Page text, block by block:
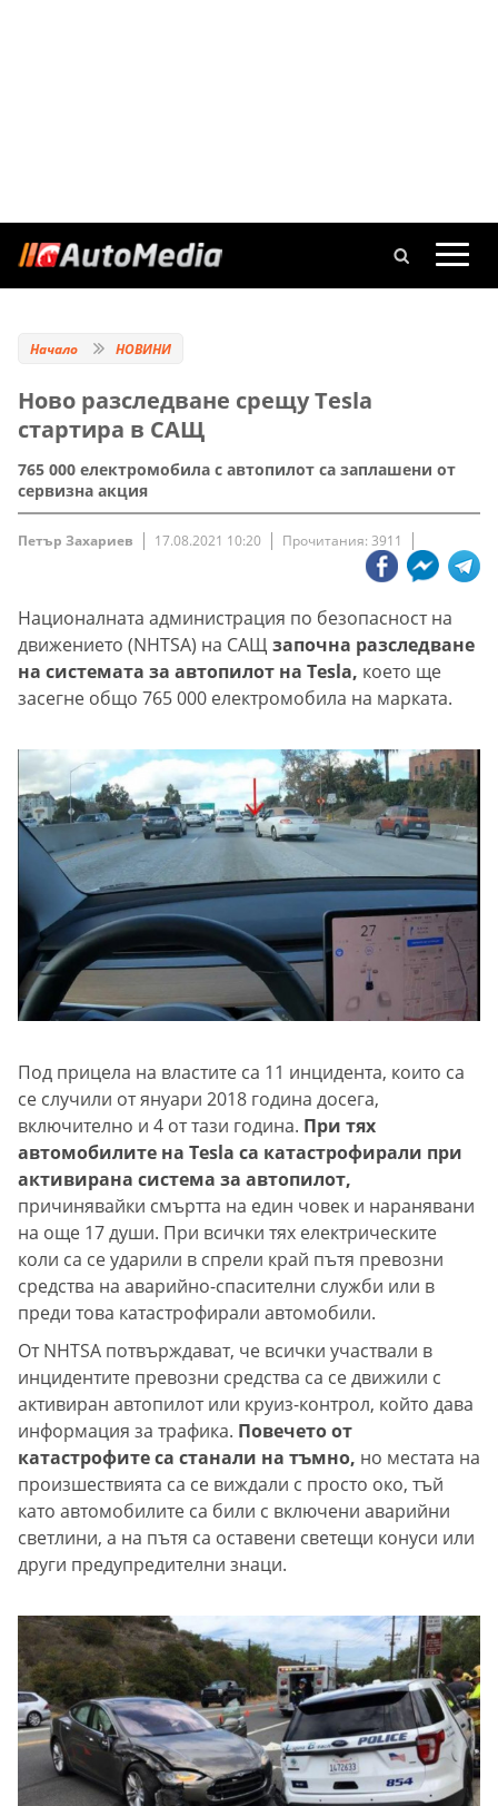
Начало НОВИНИ
Ново разследване срещу Tesla
стартира в САЩ
765 000 електромобила с автопилот са заплашени от
сервизна акция
Петър Захариев 17.08.2021 10:20 Прочитания: 3911
Националната администрация по безопасност на
движението (NHTSA) на САЩ започна разследване
на системата за автопилот на Tesla, което ще
засегне общо 765 000 електромобила на марката.
Под прицела на властите са 11 инцидента, които са
се случили от януари 2018 година досега,
включително и 4 от тази година. При тях
автомобилите на Tesla са катастрофирали при
активирана система за автопилот,
причинявайки смъртта на един човек и наранявани
на още 17 души. При всички тях електрическите
коли са се ударили в спрели край пътя превозни
средства на аварийно-спасителни служби или в
преди това катастрофирали автомобили.
От NHTSA потвърждават, че всички участвали в
инцидентите превозни средства са се движили с
активиран автопилот или круиз-контрол, който дава
информация за трафика. Повечето от
катастрофите са станали на тъмно, но местата на
произшествията са се виждали с просто око, тъй
като автомобилите са били с включени аварийни
светлини, а на пътя са оставени светещи конуси или
други предупредителни знаци.